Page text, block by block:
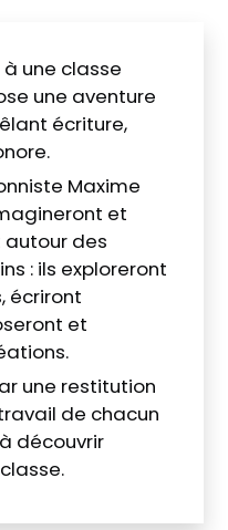
une classe
une aventure
écriture,
Maxime
et
des
: ils exploreront
écriront
et
une restitution
de chacun
découvrir